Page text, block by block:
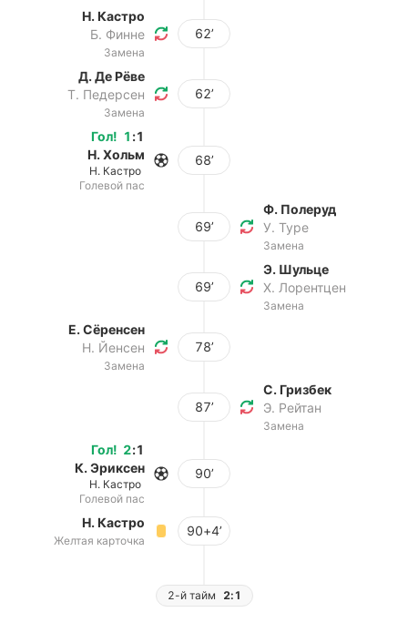
Н. Кастро
Б. Финне
Замена
62’
Д. Де Рёве
Т. Педерсен
Замена
62’
Гол! 1 :1
Н. Хольм
Н. Кастро
Голевой пас
68’
69’
Ф. Полеруд
У. Туре
Замена
69’
Э. Шульце
Х. Лорентцен
Замена
Е. Сёренсен
Н. Йенсен
Замена
78’
87’
С. Гризбек
Э. Рейтан
Замена
Гол! 2:1
К. Эриксен
Н. Кастро
Голевой пас
90’
Н. Кастро
Желтая карточка
90+4’
2-й тайм 2:1